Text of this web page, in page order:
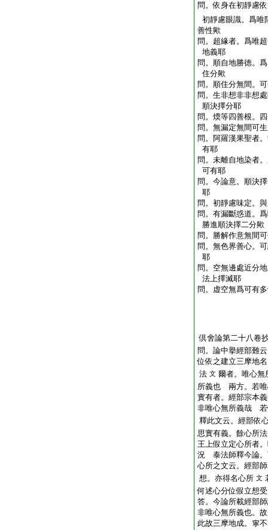
問。依身在初靜慮
初靜慮眼識。爲唯
善性歟
問。超緣者。爲唯
地義耶
問。順自地勝徳。
住分歟
問。順住分無間。
問。生非想非非想
順決擇分耶
問。煗等四善根。
問。無漏定無間可
問。阿羅漢果聖者
有耶
問。未離自地染者
可有耶
問。今論意。順決
耶
問。初靜慮味定。
問。有漏斷惑道。
勝進順決擇二分歟
問。勝解作意無間
問。無色界善心。
耶
問。空無邊處近分
法上擇滅耶
問。虚空無爲可有
倶舍論第二十八卷
問。論中擧經部難
位依之建立三摩地
法 文 爾者。唯心無
所義也 兩方。若唯
實有者。經部宗本
非唯心無所義哉 若
釋此文云。經部依
思實有義。餘心所
王上假立定心所者
況 泰法師釋今論
心所之文云。經部
想。亦得名心所 文
何述心分位假立想
答。今論所載經部
非唯心無所義也。
此故三摩地成。寧